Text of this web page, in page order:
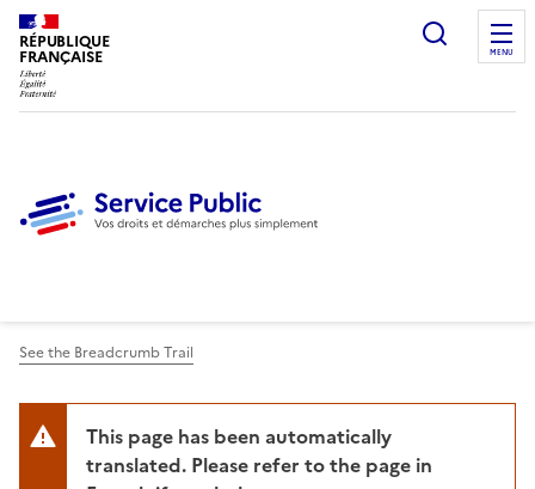
RÉPUBLIQUE
FRANÇAISE
Ouvrir
MENU
See the Breadcrumb Trail
This page has been automatically
translated. Please refer to the page in